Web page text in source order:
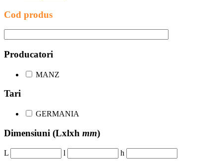
Cod produs
Producatori
MANZ
Tari
GERMANIA
Dimensiuni (Lxlxh mm)
L l h